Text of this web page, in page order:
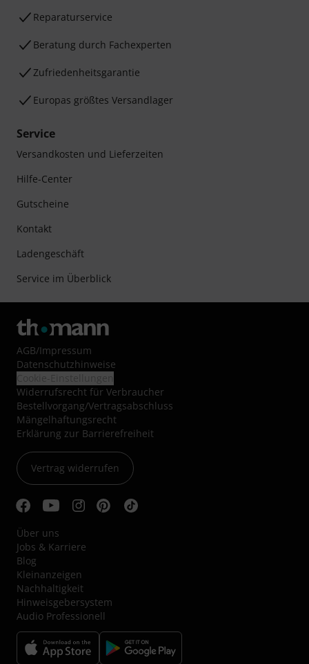
Reparaturservice
Beratung durch Fachexperten
Zufriedenheitsgarantie
Europas größtes Versandlager
Service
Versandkosten und Lieferzeiten
Hilfe-Center
Gutscheine
Kontakt
Ladengeschäft
Service im Überblick
AGB/Impressum
Datenschutzhinweise
Widerrufsrecht für Verbraucher
Bestellvorgang/Vertragsabschluss
Mängelhaftungsrecht
Erklärung zur Barrierefreiheit
Vertrag widerrufen
Über uns
Jobs & Karriere
Blog
Kleinanzeigen
Nachhaltigkeit
Hinweisgebersystem
Audio Professionell